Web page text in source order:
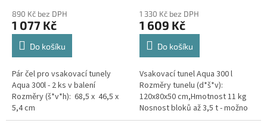
890 Kč bez DPH
1 077 Kč
Do košíku
Pár čel pro vsakovací tunely
Aqua 300l - 2 ks v balení
Rozměry (š*v*h): 68,5 x 46,5 x
5,4 cm
1 330 Kč bez DPH
1 609 Kč
Do košíku
Vsakovací tunel Aqua 300 l
Rozměry tunelu (d*š*v):
120x80x50 cm,Hmotnost 11 kg
Nosnost bloků až 3,5 t - možno
umístit pod parkovací stání do